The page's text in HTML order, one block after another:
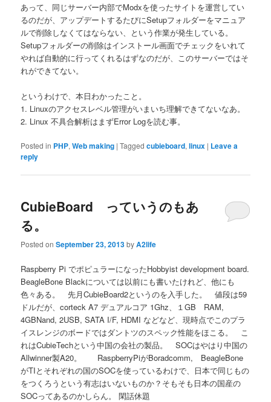
あって、同じサーバー内部でModxを使ったサイトを運営してい
るのだが、アップデートするたびにSetupフォルダーをマニュア
ルで削除しなくてはならない、という作業が発生している。
Setupフォルダーの削除はインストール画面でチェックをいれて
やれば自動的に行ってくれるはずなのだが、このサーバーではそ
れができてない。
というわけで、本日わかったこと。
1. Linuxのアクセスレベル管理がいまいち理解できてないなあ。
2. Linux 不具合解析はまずError Logを読む事。
Posted in PHP,Web making |Tagged cubieboard,linux | Leave a
reply
CubieBoard っていうのもあ
る。
Posted onSeptember 23, 2013byA2life
Raspberry Pi でポピュラーになったHobbyist development board.
BeagleBone Blackについては以前にも書いたけれど、他にも
色々ある。 先月CubieBoard2というのを入手した。 値段は59
ドルだが、corteck A7 デュアルコア 1Ghz、１GB RAM,
4GBNand, 2USB, SATA I/F, HDMI などなど、現時点でこのプラ
イスレンジのボードではダントツのスペック性能をほこる。 こ
れはCubieTechという中国の会社の製品。 SOCはやはり中国の
Allwinner製A20。 RaspberryPiがBoradcomm, BeagleBone
がTIとそれぞれの国のSOCを使っているわけで、日本で同じもの
をつくろうという有志はいないものか？そもそも日本の国産の
SOCってあるのかしらん。 閑話休題